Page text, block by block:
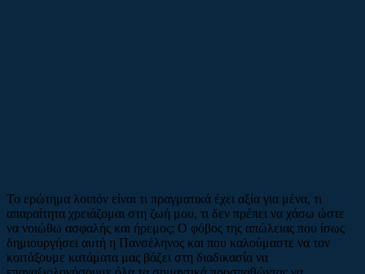
Το ερώτημα λοιπόν είναι τι πραγματικά έχει αξία για μένα, τι
απαραίτητα χρειάζομαι στη ζωή μου, τι δεν πρέπει να χάσω ώστε
να νοιώθω ασφαλής και ήρεμος; Ο φόβος της απώλειας που ίσως
δημιουργήσει αυτή η Πανσέληνος και που καλούμαστε να τον
κοιτάξουμε κατάματα μας βάζει στη διαδικασία να